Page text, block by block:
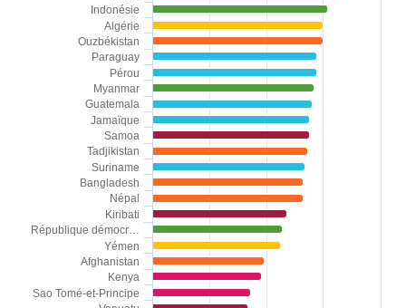
Indonésie
Algérie
Ouzbékistan
Paraguay
Pérou
Myanmar
Guatemala
Jamaïque
Samoa
Tadjikistan
Suriname
Bangladesh
Népal
Kiribati
République démocr…
Yémen
Afghanistan
Kenya
Sao Tomé-et-Principe